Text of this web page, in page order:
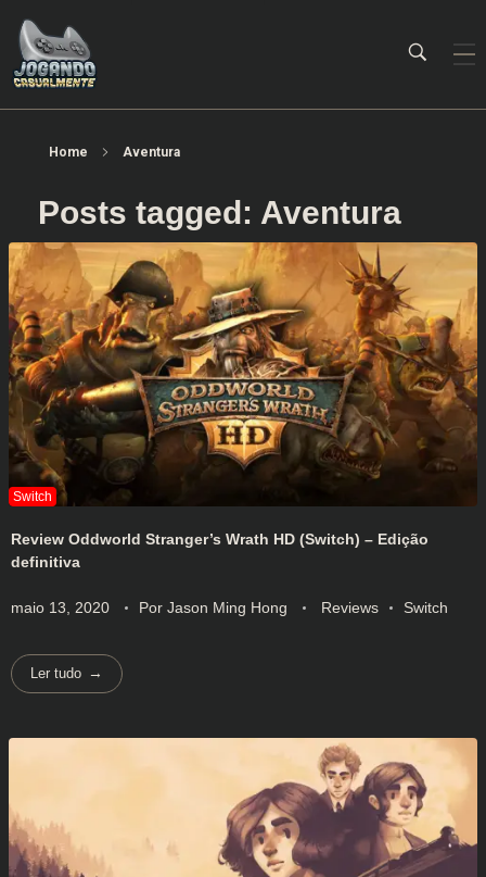
Home Aventura
Posts tagged: Aventura
Review Oddworld Stranger’s Wrath HD (Switch) – Edição
definitiva
maio 13, 2020 Por Jason Ming Hong Reviews Switch
Ler tudo